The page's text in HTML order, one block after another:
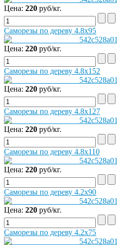
Цена: 220 руб/кг.
Саморезы по дереву 4.8х95
Цена: 220 руб/кг.
Саморезы по дереву 4.8х152
Цена: 220 руб/кг.
Саморезы по дереву 4.8х127
Цена: 220 руб/кг.
Саморезы по дереву 4.8х110
Цена: 220 руб/кг.
Саморезы по дереву 4.2х90
Цена: 220 руб/кг.
Саморезы по дереву 4.2х75